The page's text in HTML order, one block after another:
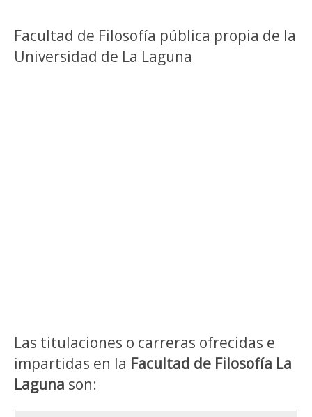
Facultad de Filosofía pública propia de la
Universidad de La Laguna
Las titulaciones o carreras ofrecidas e
impartidas en la Facultad de Filosofía La
Laguna son: